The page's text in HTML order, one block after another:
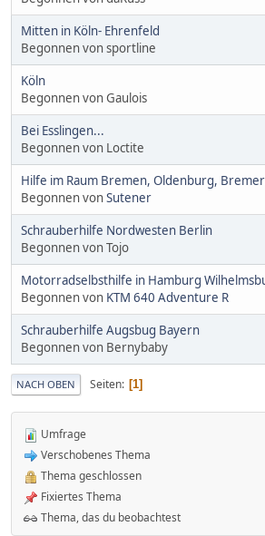
Mitten in Köln- Ehrenfeld
Begonnen von sportline
Köln
Begonnen von Gaulois
Bei Esslingen...
Begonnen von Loctite
Hilfe im Raum Bremen, Oldenburg,
Begonnen vonSutener
Schrauberhilfe Nordwesten Berlin
Begonnen von Tojo
Motorradselbsthilfe in Hamburg
Begonnen von KTM 640 Adventure R
Schrauberhilfe Augsbug Bayern
Begonnen von Bernybaby
NACH OBEN Seiten 1
Umfrage
Verschobenes Thema
Thema geschlossen
Fixiertes Thema
Thema, das du beobachtest